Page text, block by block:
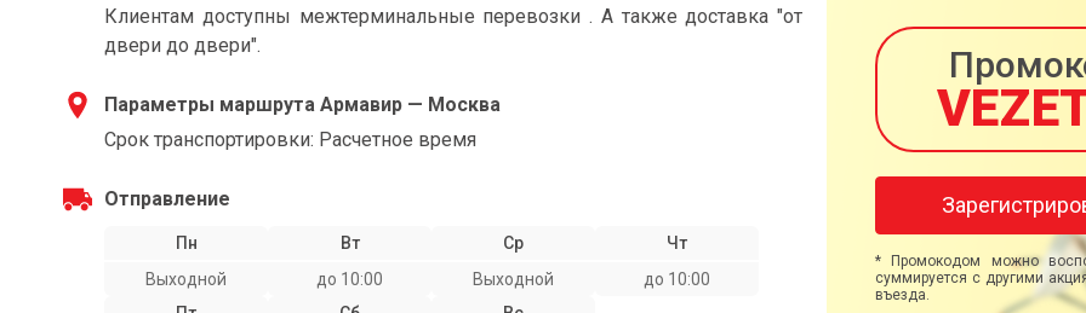
Клиентам доступны межтерминальные перевозки . А также доставка "от
двери до двери".
Параметры маршрута Армавир — Москва
Срок транспортировки: Расчетное время
Отправление
Пн
Выходной
Вт
до 10:00
Ср
Выходной
Чт
до 10:00
* Промокодом можно
суммируется с другими
въезда.